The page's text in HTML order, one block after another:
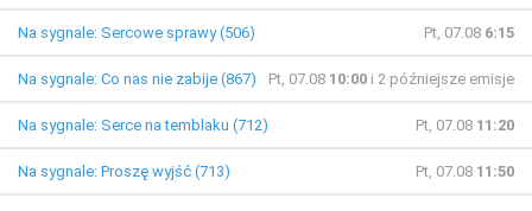
Na sygnale: Sercowe sprawy (506) Pt, 07.08 6:15
Na sygnale: Co nas nie zabije (867) Pt, 07.08 10:00 i 2 późniejsze emisje
Na sygnale: Serce na temblaku (712) Pt, 07.08 11:20
Na sygnale: Proszę wyjść (713) Pt, 07.08 11:50